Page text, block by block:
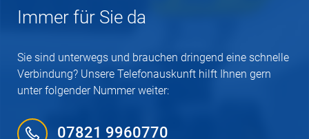
Immer für Sie da
Sie sind unterwegs und brauchen dringend eine schnelle
Verbindung? Unsere Telefonauskunft hilft Ihnen gern
unter folgender Nummer weiter:
07821 9960770